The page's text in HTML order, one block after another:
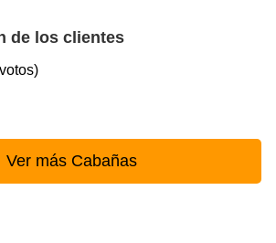
de los clientes
Ver más Cabañas